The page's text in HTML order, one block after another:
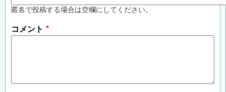
い
へ
匿名で投稿する場合は空欄にしてください。
コメント